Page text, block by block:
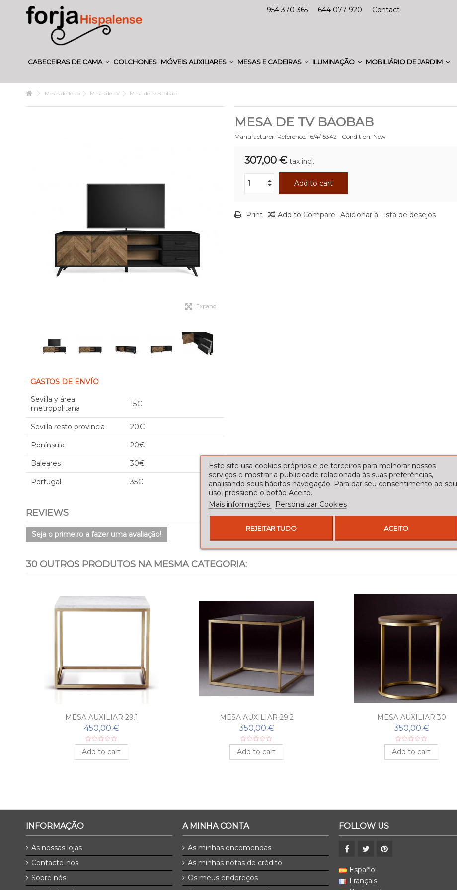
954 370 365 644 077 920 Contact
CABECEIRAS DE CAMA COLCHONES MÓVEIS AUXILIARES MESAS E CADEIRAS ILUMINAÇÃO MOBILIÁRIO DE JARDIM
Mesas de ferro Mesas de TV Mesa de tv Baobab
Expand
GASTOS DE ENVÍO
Sevilla y área
metropolitana
15€
Sevilla resto provincia 20€
Península 20€
Baleares 30€
Portugal 35€
MESA DE TV BAOBAB
Manufacturer: Reference: 16/4/15342 Condition: New
307,00 € tax incl.
Add to cart
Print Add to Compare Adicionar à Lista de desejos
REVIEWS
Seja o primeiro a fazer uma avaliação!
30 OUTROS PRODUTOS NA MESMA CATEGORIA:
MESA AUXILIAR 29.1
450,00 €
Add to cart
MESA AUXILIAR 29.2
350,00 €
Add to cart
MESA AUXILIAR 30
350,00 €
Add to cart
INFORMAÇÃO
As nossas lojas
Contacte-nos
Sobre nós
A MINHA CONTA
As minhas encomendas
As minhas notas de crédito
Os meus endereços
FOLLOW US
Español
Français
Este site usa cookies próprios e de terceiros para melhorar nossos
serviços e mostrar a publicidade relacionada às suas preferências,
analisando seus hábitos navegação. Para dar seu consentimento ao seu
uso, pressione o botão Aceito.
Mais informações
Personalizar Cookies
REJEITAR TUDO ACEITO